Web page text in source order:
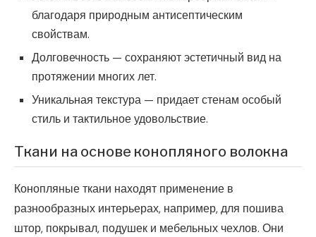
благодаря природным антисептическим
свойствам.
Долговечность — сохраняют эстетичный вид на
протяжении многих лет.
Уникальная текстура — придает стенам особый
стиль и тактильное удовольствие.
Ткани на основе конопляного волокна
Конопляные ткани находят применение в
разнообразных интерьерах, например, для пошива
штор, покрывал, подушек и мебельных чехлов. Они